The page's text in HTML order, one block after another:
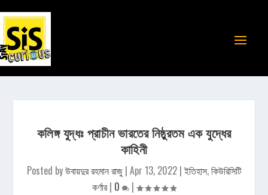
কলিঙ্গ যুদ্ধঃ প্রাচীন ভারতের নিষ্ঠুরতম এক যুদ্ধের
কাহিনী
Posted byউবায়দুর রহমান রাজু | Apr 13, 2022 |ইতিহাস,কিউরিসিটি
কর্ণার| 0 |